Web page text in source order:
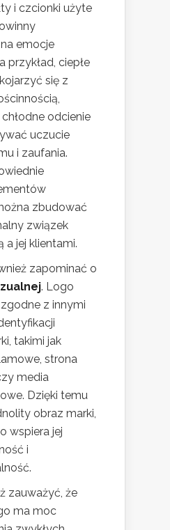
i czcionki użyte
emocje
przykład, ciepłe
się z
odcienie
uczucie
i zaufania.
zbudować
związek
a jej klientami.
zapominać o
. Logo
z innymi
takimi jak
strona
media
Dzięki temu
obraz marki,
wspiera jej
i
zauważyć, że
ma moc